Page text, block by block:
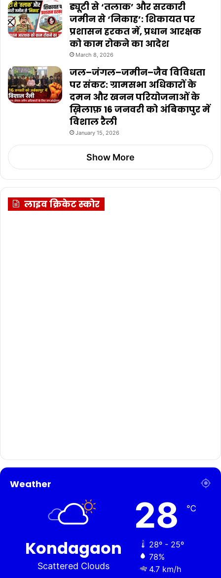
ड्यूटी से ‘तलाक’ और सरकारी
जमीन से ‘निकाह’: शिकायत पर
प्रशासन हरकत में, प्रधान आरक्षक
को काम रोकने का आदेश
March 8, 2026
जल–जंगल–जमीन–जैव विविधता
पर संकट: ग्रामसभा अधिकारों के
दमन और खनन परियोजनाओं के
ख़िलाफ़ 16 जनवरी को अंबिकापुर में
विशाल रैली
January 15, 2026
Show More
लाइव क्रिकेट स्कोर
Weather
Kondagaon
Scattered Clouds
28 ℃
28º - 25º
78%
4.7 km/h